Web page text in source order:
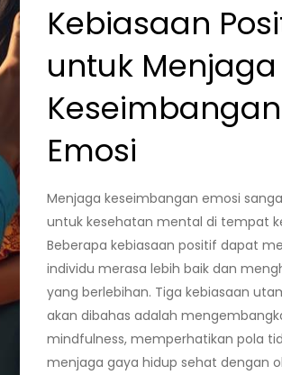
Kebiasaan
untuk Menjaga
Keseimbangan
Emosi
Menjaga keseimbangan emosi
untuk kesehatan mental di tempat
Beberapa kebiasaan positif dapat
individu merasa lebih baik dan
yang berlebihan. Tiga kebiasaan
akan dibahas adalah
mindfulness, memperhatikan pola
menjaga gaya hidup sehat dengan